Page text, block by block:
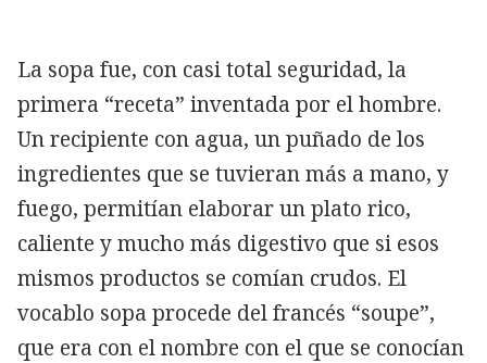
La sopa fue, con casi total seguridad, la
primera “receta” inventada por el hombre.
Un recipiente con agua, un puñado de los
ingredientes que se tuvieran más a mano, y
fuego, permitían elaborar un plato rico,
caliente y mucho más digestivo que si esos
mismos productos se comían crudos. El
vocablo sopa procede del francés “soupe”,
que era con el nombre con el que se conocían